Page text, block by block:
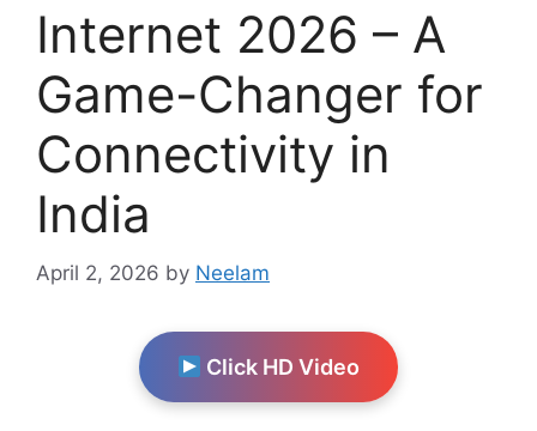
Internet 2026 – A
Game-Changer for
Connectivity in
India
April 2, 2026 by Neelam
Click HD Video